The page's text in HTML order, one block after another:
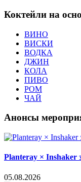
Коктейли на
ВИНО
ВИСКИ
ВОДКА
ДЖИН
КОЛА
ПИВО
РОМ
ЧАЙ
Анонсы
Planteray × Inshaker
05.08.2026